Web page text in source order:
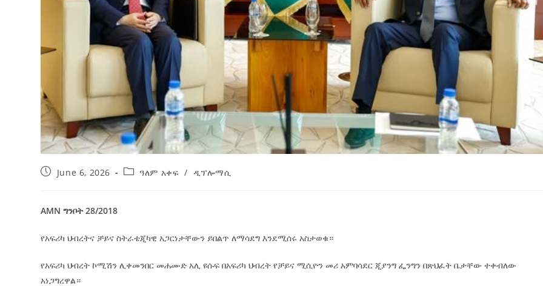
June 6, 2026 ዓለም አቀፍ / ዲፕሎማሲ
AMN ግንቦት 28/2018
የአፍሪካ ህብረትና ቻይና ስትራቴጂካዊ አጋርነታቸውን ይበልጥ ለማሳደግ እንደሚሰሩ አስታወቁ።
የአፍሪካ ህብረት ኮሚሽን ሊቀመንበር መሐሙድ አሊ ዩሱፍ በአፍሪካ ህብረት የቻይና ሚሲዮን መሪ አምባሳደር ጂያንግ ፌንግን በጽህፈት ቤታቸው ተቀብለው
አነጋግረዋል።